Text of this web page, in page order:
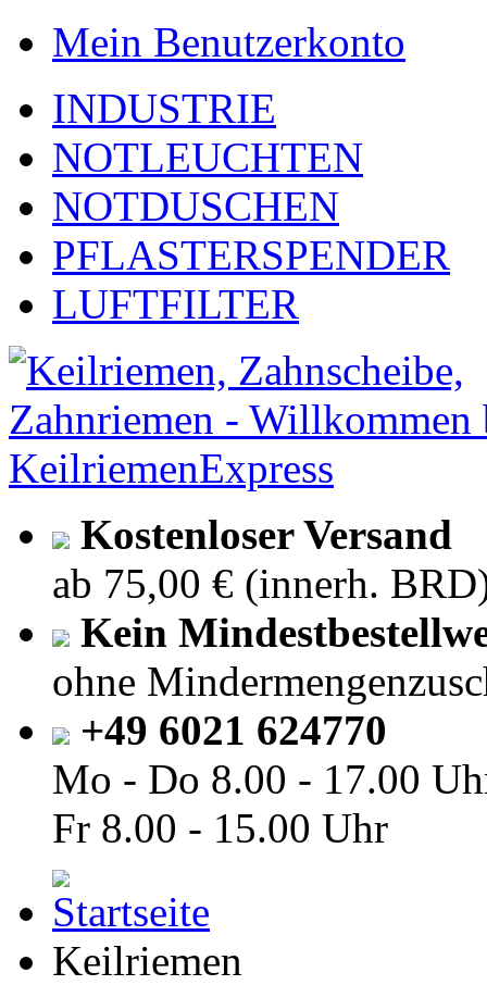
Mein Benutzerkonto
INDUSTRIE
NOTLEUCHTEN
NOTDUSCHEN
PFLASTERSPENDER
LUFTFILTER
Kostenloser Versand
ab 75,00 € (innerh.
Kein
ohne
+49 6021 624770
Mo - Do 8.00 - 17.00
Fr 8.00 - 15.00 Uhr
Keilriemen